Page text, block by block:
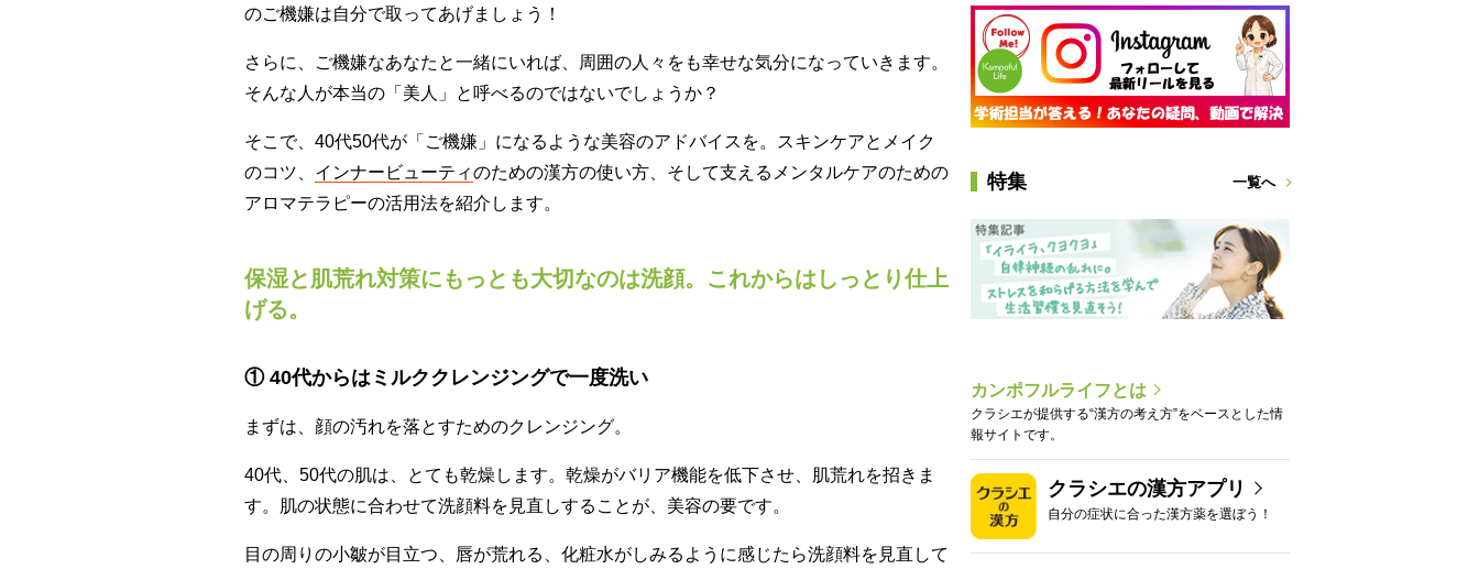
のご機嫌は自分で取ってあげましょう！
さらに、ご機嫌なあなたと一緒にいれば、周囲の人々をも幸せな気分になっていきます。
そんな人が本当の「美人」と呼べるのではないでしょうか？
そこで、40代50代が「ご機嫌」になるような美容のアドバイスを。スキンケアとメイク
のコツ、 インナービューティのための漢方の使い方、そして支えるメンタルケアのための
アロマテラピーの活用法を紹介します。
保湿と肌荒れ対策にもっとも大切なのは洗顔。これからはしっとり仕上
げる。
① 40代からはミルククレンジングで一度洗い
まずは、顔の汚れを落とすためのクレンジング。
40代、50代の肌は、とても乾燥します。乾燥がバリア機能を低下させ、肌荒れを招きま
す。肌の状態に合わせて洗顔料を見直しすることが、美容の要です。
目の周りの小皺が目立つ、唇が荒れる、化粧水がしみるように感じたら洗顔料を見直して
特集 一覧へ
カンポフルライフとは
クラシエが提供する“漢方の考え方”をベースとした情
報サイトです。
クラシエの漢方アプリ
自分の症状に合った漢方薬を選ぼう！